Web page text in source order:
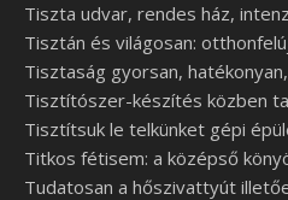
Tiszta udvar, rendes ház,
Tisztán és világosan:
Tisztaság gyorsan,
Tisztítószer-készítés közben
Tisztítsuk le telkünket gépi
Titkos fétisem: a középső
Tudatosan a hőszivattyút